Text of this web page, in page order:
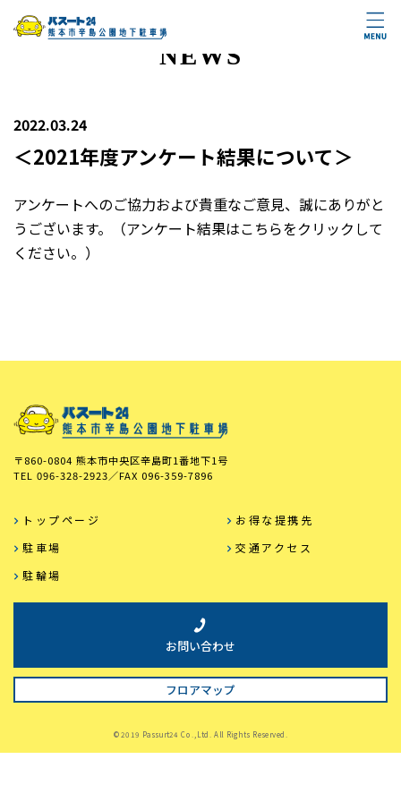
NEWS
2022.03.24
＜2021年度アンケート結果について＞
アンケートへのご協力および貴重なご意見、誠にありがと
うございます。（アンケート結果はこちらをクリックして
ください。）
〒860-0804 熊本市中央区辛島町1番地下1号
TEL 096-328-2923／FAX 096-359-7896
トップページ
お得な提携先
駐車場
交通アクセス
駐輪場
お問い合わせ
フロアマップ
©2019 Passurt24 Co.,Ltd. All Rights Reserved.